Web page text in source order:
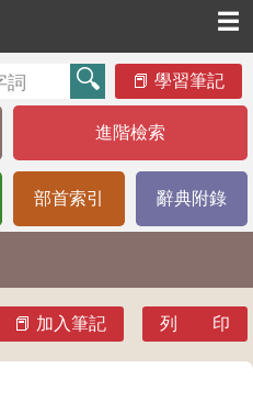
☰
學習筆記
進階檢索
部首索引 辭典附錄
加入筆記 列 印